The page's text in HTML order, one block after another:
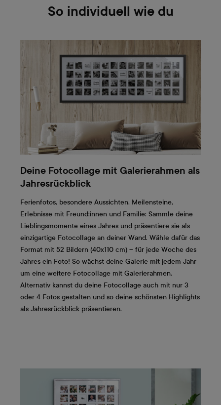
So individuell wie du
Deine Fotocollage mit Galerierahmen als
Jahresrückblick
Ferienfotos, besondere Aussichten, Meilensteine,
Erlebnisse mit Freund:innen und Familie: Sammle deine
Lieblingsmomente eines Jahres und präsentiere sie als
einzigartige Fotocollage an deiner Wand. Wähle dafür das
Format mit 52 Bildern (40x110 cm) – für jede Woche des
Jahres ein Foto! So wächst deine Galerie mit jedem Jahr
um eine weitere Fotocollage mit Galerierahmen.
Alternativ kannst du deine Fotocollage auch mit nur 3
oder 4 Fotos gestalten und so deine schönsten Highlights
als Jahresrückblick präsentieren.